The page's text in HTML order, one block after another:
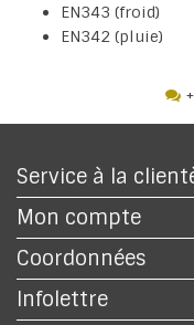
EN343 (froid)
EN342 (pluie)
Service à la
Mon compte
Coordonnées
Infolettre